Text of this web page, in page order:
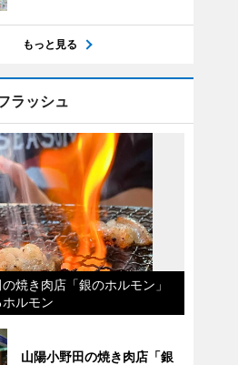
もっと見る
ラッシュ
焼き肉店「銀のホルモン」
ルモン
山陽小野田の焼き肉店「銀